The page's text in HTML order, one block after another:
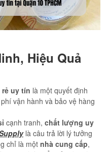
Hiệu Quả
rẻ uy tín là một quyết định
vận hành và bảo vệ hàng
cạnh tranh, chất lượng uy
là câu trả lời lý tưởng
chỉ là một nhà cung cấp,